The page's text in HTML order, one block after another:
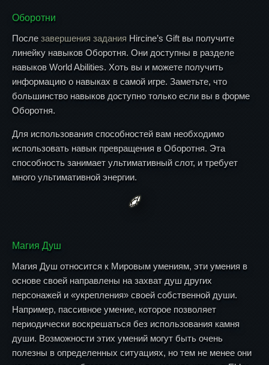
Оборотни
После завершения задания Hircine’s Gift вы получите
линейку навыков Оборотня. Они доступны в разделе
навыков World Abilities. Хоть вы и можете получить
информацию о навыках в самой игре. Заметьте, что
большинство навыков доступно только если вы в форме
Оборотня.
Для использования способностей вам необходимо
использовать навык превращения в Оборотня. Эта
способность занимает ультимативный слот, и требует
много ультимативной энергии.
Магия Душ
Магия Душ относится к Мировым умениям, эти умения в
основе своей направлены на захват душ других
персонажей и «укрепления» своей собственной души.
Например, пассивное умение, которое позволяет
периодически воскрешаться без использования камня
души. Возможности этих умений могут быть очень
полезны в определенных ситуациях, но тем не менее они